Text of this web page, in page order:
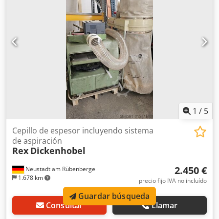
principal Máquina en estado reparado y revisado, con
garantía de funcionamiento Otras opciones: Pintura nueva
Re-pintado Reacondicionamiento general etc. etc.
1 / 5
Neustadt am Rübenberge
1.678 km
Cepillo de espesor incluyendo sistema
de aspiración
Rex Dickenhobel
2.450 €
precio fijo IVA no incluído
Consultar Llamar
Guardar búsqueda